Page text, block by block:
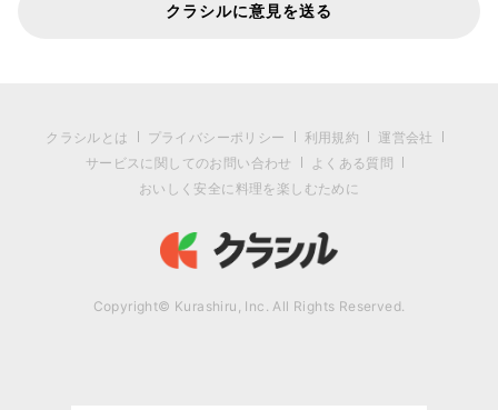
クラシルに意見を送る
クラシルとは プライバシーポリシー 利用規約
運営会社
サービスに関してのお問い合わせ
よくある質問
おいしく安全に料理を楽しむために
Copyright© Kurashiru, Inc. All Rights Reserved.